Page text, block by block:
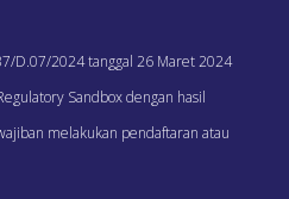
D.07/2024 tanggal 26 Maret 2024
Sandbox dengan hasil
melakukan pendaftaran atau